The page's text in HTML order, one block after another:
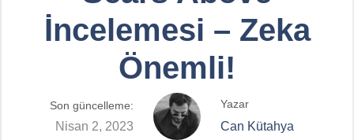
İncelemesi – Zeka
Önemli!
Son güncelleme:
Nisan 2, 2023
Yazar
Can Kütahya